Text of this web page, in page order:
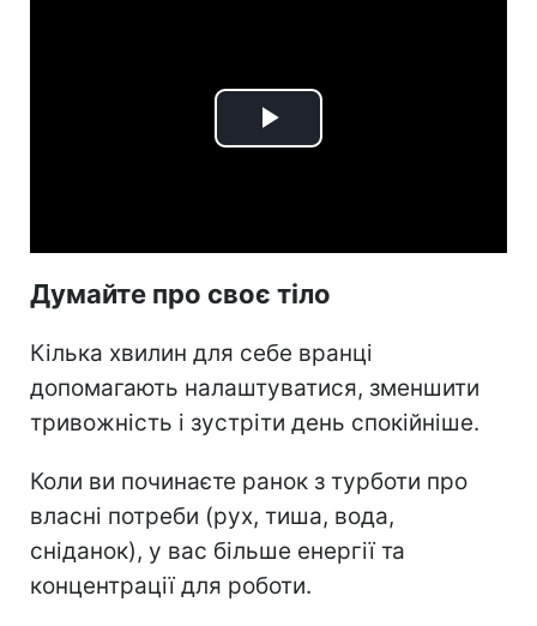
Play
Думайте про своє тіло
Кілька хвилин для себе вранці
допомагають налаштуватися, зменшити
тривожність і зустріти день спокійніше.
Коли ви починаєте ранок з турботи про
власні потреби (рух, тиша, вода,
сніданок), у вас більше енергії та
концентрації для роботи.